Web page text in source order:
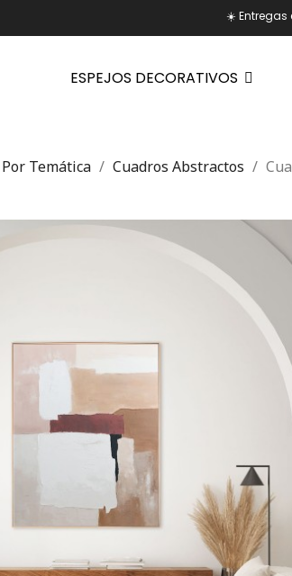
☀️ Entregas
ESPEJOS DECORATIVOS
Por Temática Cuadros Abstractos